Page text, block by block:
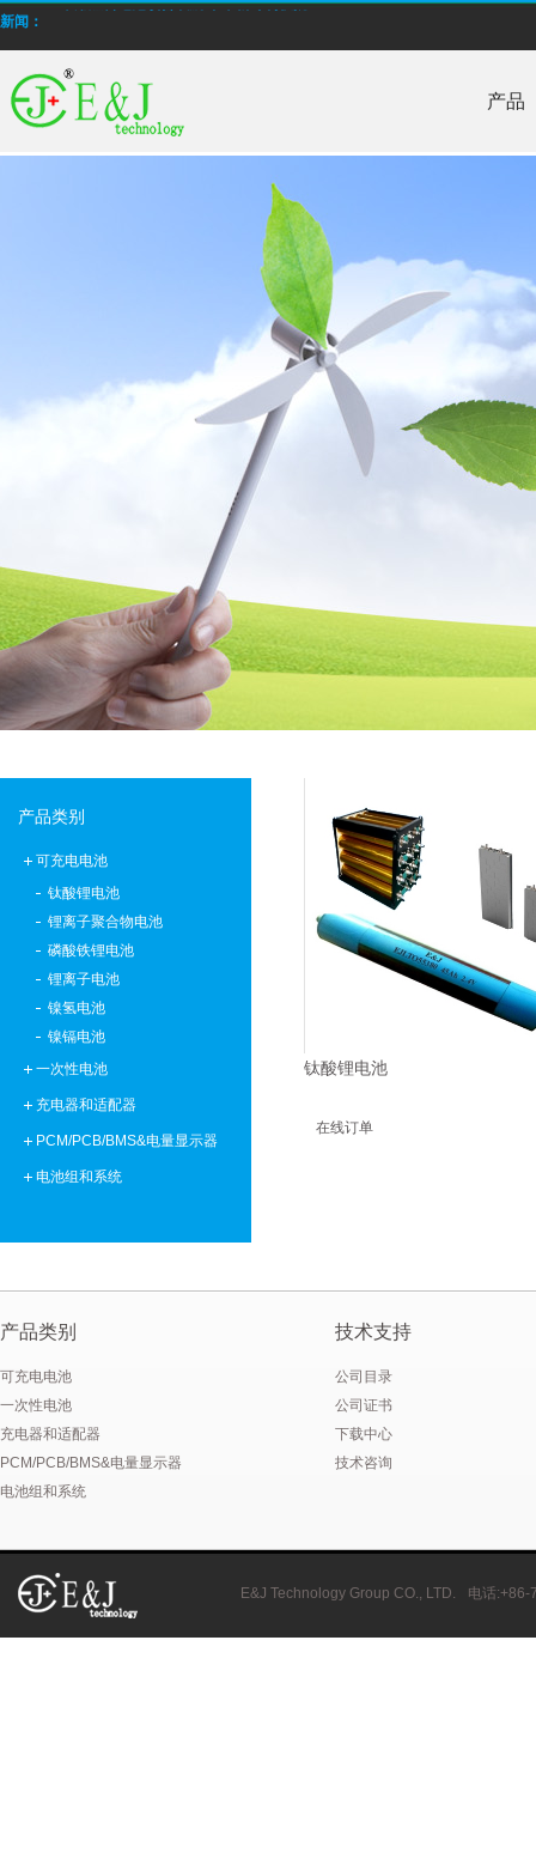
新闻：
E&J 生产低温高倍率锂电池
E＆J 锂聚合物电池电池，型号为EJ606090，4000mAh通过PSE认证
批量生产低温-40°C锂离子聚合物电池
E＆J 12V磷酸铁锂锂离子电池-替换铅酸电池
E＆J生产的快速充电锂电池，支持2-10C充电电流
E&J购买江西省建设新能源产业园
2014年12月我国电池行业出口额同比增长16.67%
采用燃料电池改善续航 苹果新专利获批
E＆J 锂聚合物电池电池，型号为EJ606090，4000mAh通过PSE认证
批量生产低温-40°C锂离子聚合物电池
E＆J 12V磷酸铁锂锂离子电池-替换铅酸电池
E＆J生产的快速充电锂电池，支持2-10C充电电流
E&J购买江西省建设新能源产业园
产品
产品类别
可充电电池
钛酸锂电池
锂离子聚合物电池
磷酸铁锂电池
锂离子电池
镍氢电池
镍镉电池
一次性电池
充电器和适配器
PCM/PCB/BMS&电量显示器
电池组和系统
钛酸锂电池
在线订单
产品类别
可充电电池
一次性电池
充电器和适配器
PCM/PCB/BMS&电量显示器
电池组和系统
技术支持
公司目录
公司证书
下载中心
技术咨询
E&J Technology Group CO., LTD. 电话:+86-